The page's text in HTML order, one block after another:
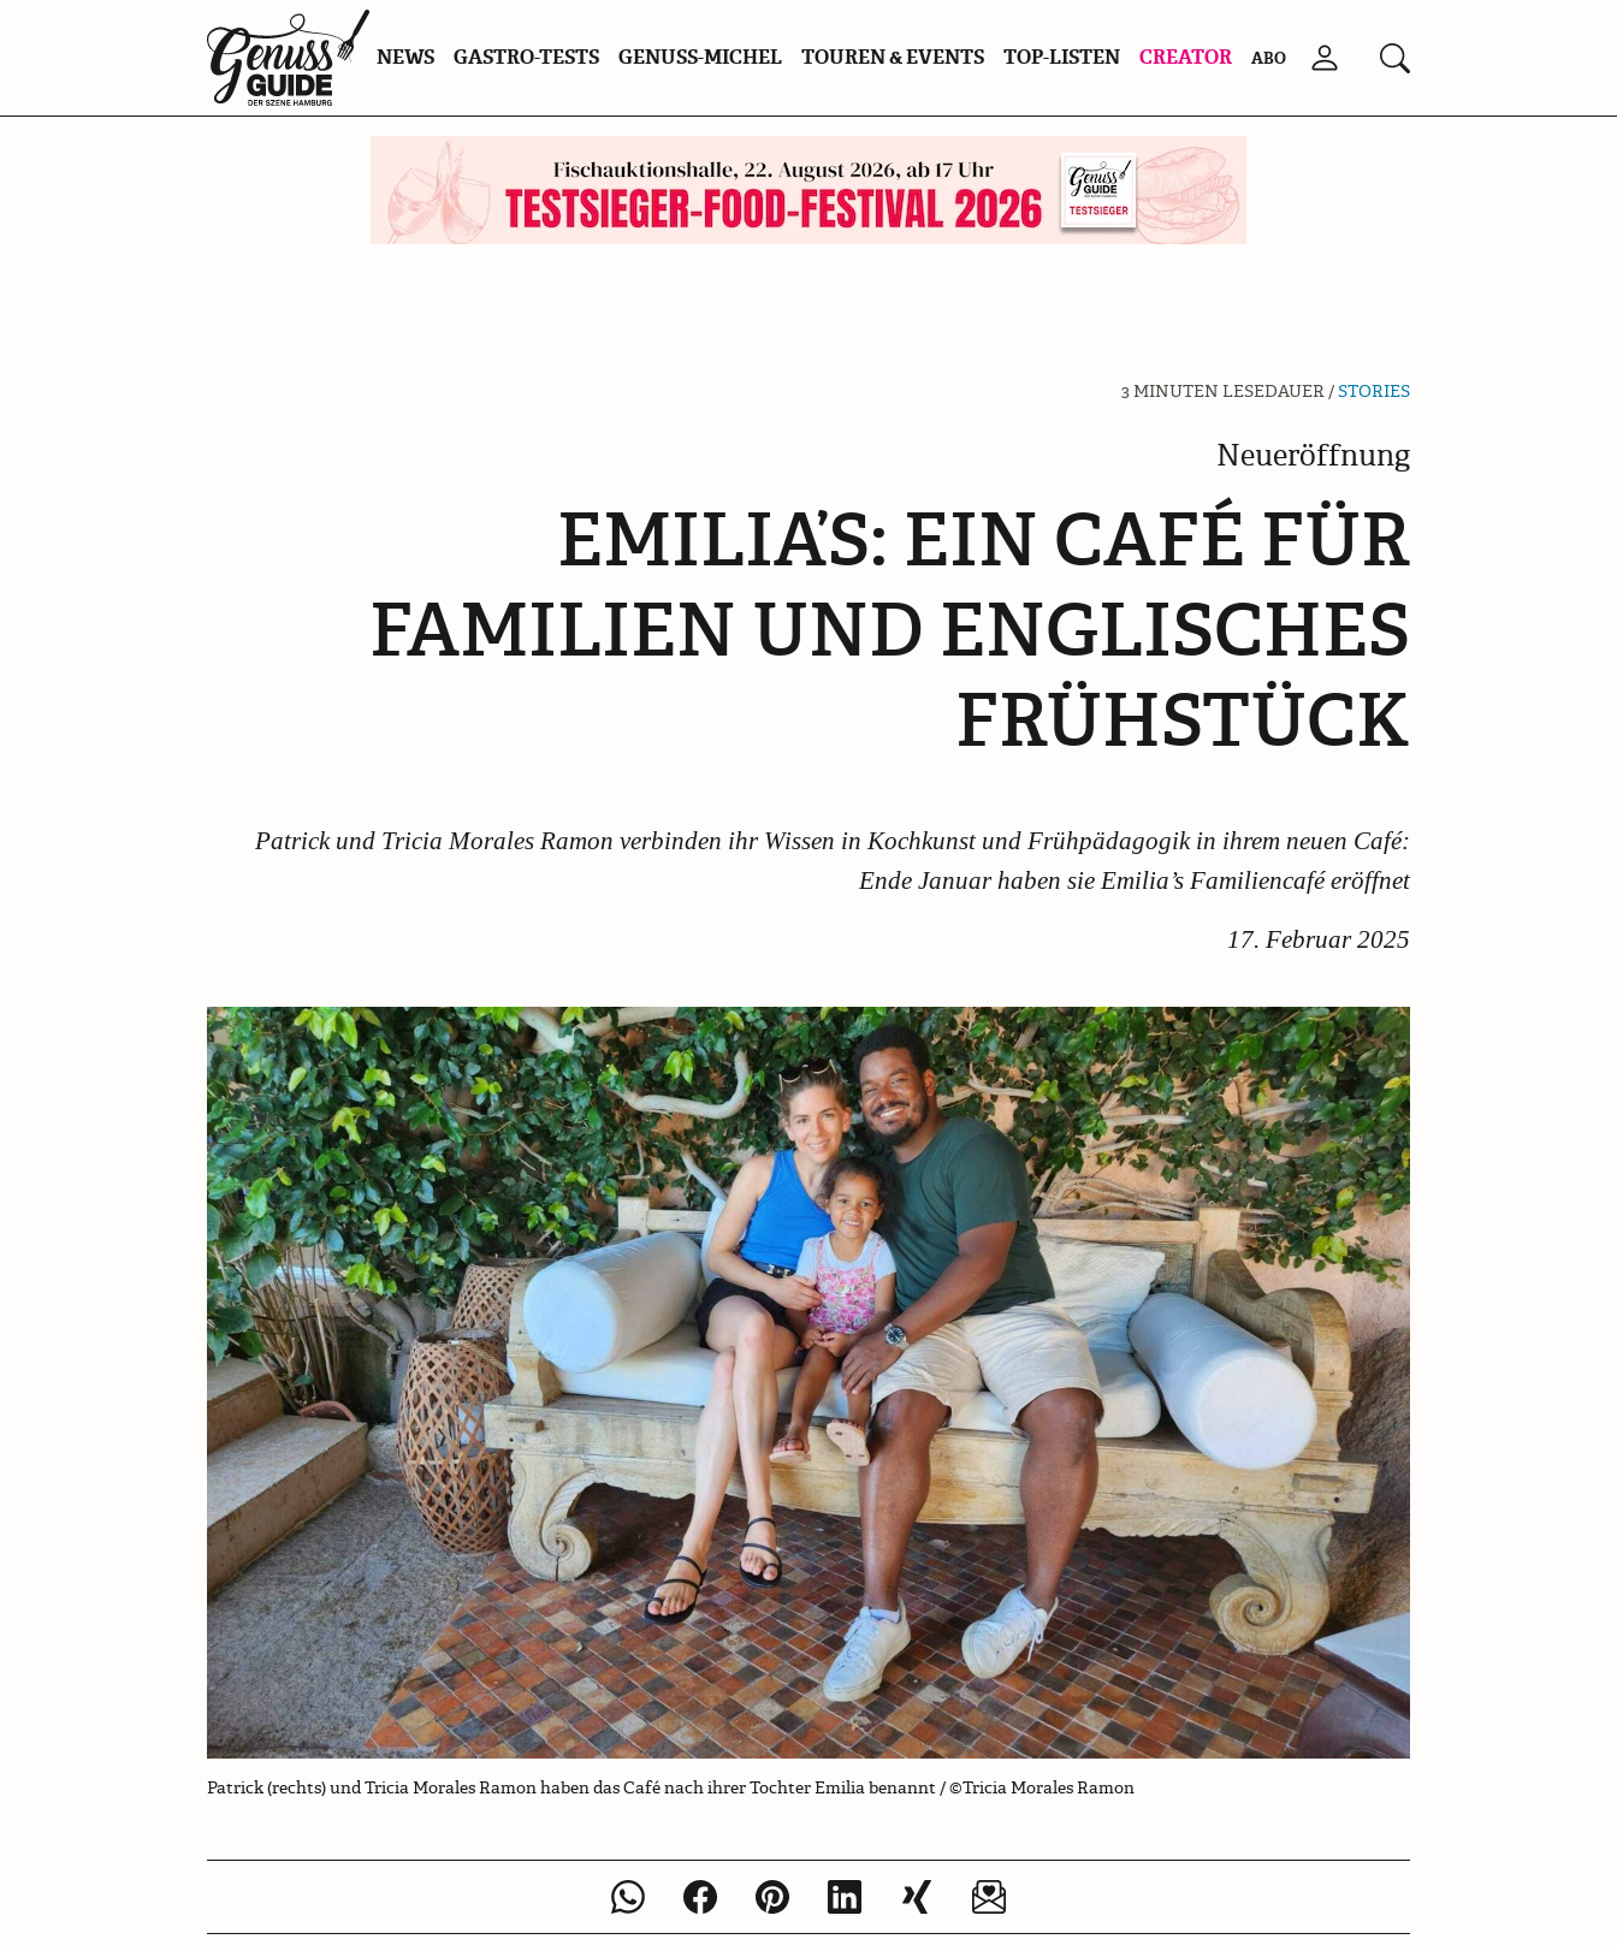
Zurück
zur
Startseite
NEWS GASTRO-TESTS GENUSS-MICHEL TOUREN & EVENTS TOP-LISTEN CREATOR ABO AnmeldenSuchen
3 MINUTEN LESEDAUER /STORIES
Neueröffnung
EMILIA’S: EIN CAFÉ FÜR
FAMILIEN UND ENGLISCHES
FRÜHSTÜCK
Patrick und Tricia Morales Ramon verbinden ihr Wissen in Kochkunst und Frühpädagogik in ihrem neuen Café:
Ende Januar haben sie Emilia’s Familiencafé eröffnet
17. Februar 2025
Patrick (rechts) und Tricia Morales Ramon haben das Café nach ihrer Tochter Emilia benannt / ©Tricia Morales Ramon